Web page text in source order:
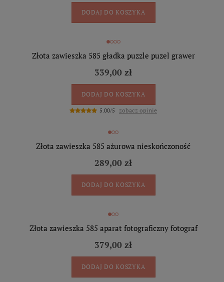
DODAJ DO KOSZYKA
Złota zawieszka 585 gładka puzzle puzel grawer
339,00 zł
DODAJ DO KOSZYKA
5.00/5 zobacz opinie
Złota zawieszka 585 ażurowa nieskończoność
289,00 zł
DODAJ DO KOSZYKA
Złota zawieszka 585 aparat fotograficzny fotograf
379,00 zł
DODAJ DO KOSZYKA